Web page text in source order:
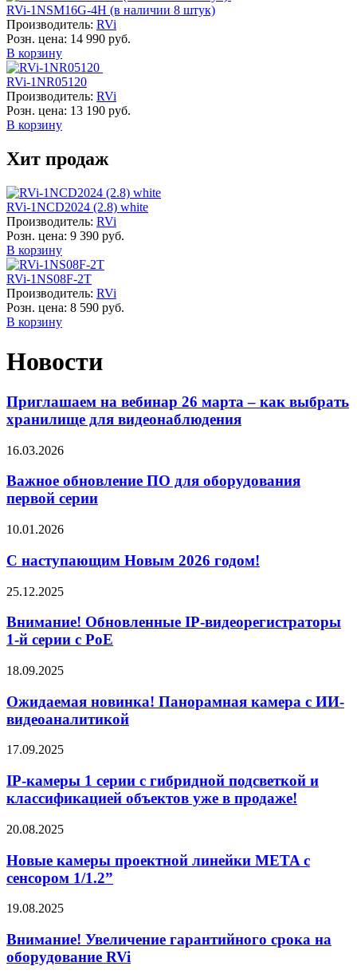
RVi-1NSM16G-4H (в наличии 8 штук)
Производитель: RVi
Розн. цена: 14 990 руб.
В корзину
RVi-1NR05120
Производитель: RVi
Розн. цена: 13 190 руб.
В корзину
Хит продаж
RVi-1NCD2024 (2.8) white
Производитель: RVi
Розн. цена: 9 390 руб.
В корзину
RVi-1NS08F-2T
Производитель: RVi
Розн. цена: 8 590 руб.
В корзину
Новости
Приглашаем на вебинар 26 марта – как выбрать
хранилище для видеонаблюдения
16.03.2026
Важное обновление ПО для оборудования
первой серии
10.01.2026
С наступающим Новым 2026 годом!
25.12.2025
Внимание! Обновленные IP-видеорегистраторы
1-й серии с PoE
18.09.2025
Ожидаемая новинка! Панорамная камера с ИИ-
видеоаналитикой
17.09.2025
IP-камеры 1 серии с гибридной подсветкой и
классификацией объектов уже в продаже!
20.08.2025
Новые камеры проектной линейки META с
сенсором 1/1.2”
19.08.2025
Внимание! Увеличение гарантийного срока на
оборудование RVi